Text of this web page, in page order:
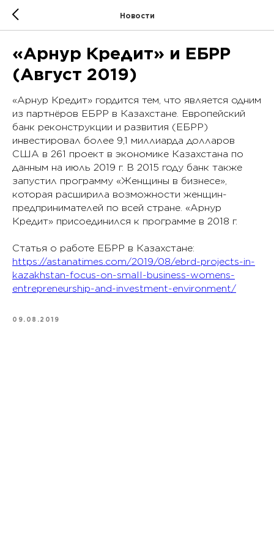
Новости
«Арнур Кредит» и ЕБРР
(Август 2019)
«Арнур Кредит» гордится тем, что является одним
из партнёров ЕБРР в Казахстане. Европейский
банк реконструкции и развития (ЕБРР)
инвестировал более 9,1 миллиарда долларов
США в 261 проект в экономике Казахстана по
данным на июль 2019 г. В 2015 году банк также
запустил программу «Женщины в бизнесе»,
которая расширила возможности женщин-
предпринимателей по всей стране. «Арнур
Кредит» присоединился к программе в 2018 г.
Статья о работе ЕБРР в Казахстане:
https://astanatimes.com/2019/08/ebrd-projects-in-
kazakhstan-focus-on-small-business-womens-
entrepreneurship-and-investment-environment/
09.08.2019